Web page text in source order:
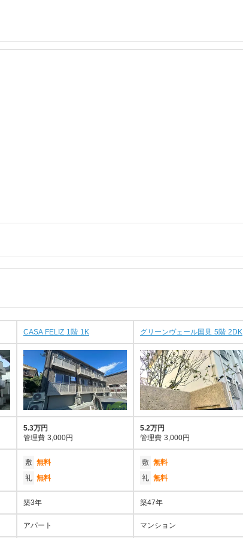
CASA FELIZ 1階 1K グリーンヴェール国見 5階 2DK
5.3万円
管理費 3,000円
5.2万円
管理費 3,000円
敷 無料
礼 無料
敷 無料
礼 無料
築3年 築47年
アパート マンション